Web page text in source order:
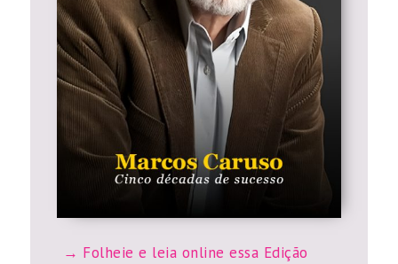
Folheie e leia online essa Edição